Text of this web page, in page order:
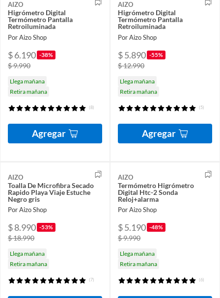
AIZO
Higrómetro Digital
Termómetro Pantalla
Retroiluminada
Por Aizo Shop
$ 6.190 -38%
$ 9.990
Llega mañana
Retira mañana
(8)
Agregar
AIZO
Higrómetro Digital
Termómetro Pantalla
Retroiluminada
Por Aizo Shop
$ 5.890 -55%
$ 12.990
Llega mañana
Retira mañana
(5)
Agregar
AIZO
Toalla De Microfibra Secado
Rapido Playa Viaje Estuche
Negro gris
Por Aizo Shop
$ 8.990 -53%
$ 18.990
Llega mañana
Retira mañana
(7)
AIZO
Termómetro Higrómetro
Digital Htc-2 Sonda
Reloj+alarma
Por Aizo Shop
$ 5.190 -48%
$ 9.990
Llega mañana
Retira mañana
(6)